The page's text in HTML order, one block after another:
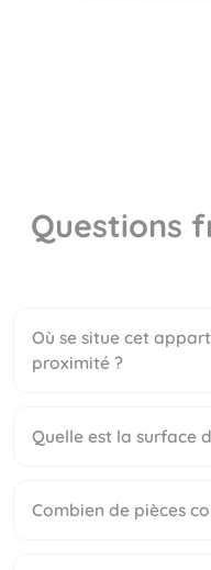
Questions
Où se situe cet
proximité ?
Quelle est la surface
Combien de pièces